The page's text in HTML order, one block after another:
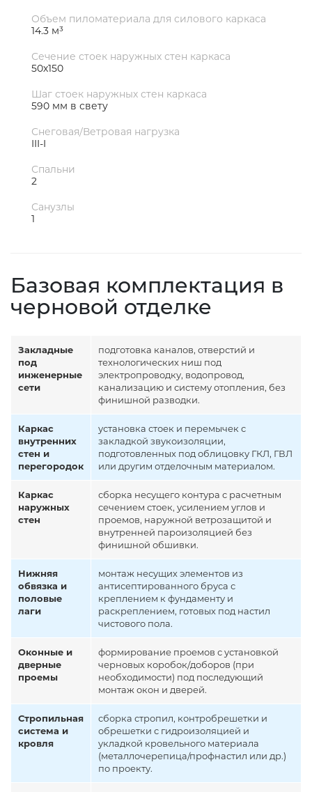
Объем пиломатериала для силового каркаса
14.3 м³
Сечение стоек наружных стен каркаса
50х150
Шаг стоек наружных стен каркаса
590 мм в свету
Снеговая/Ветровая нагрузка
III-I
Спальни
2
Санузлы
1
Базовая комплектация в
черновой отделке
Закладные
под
инженерные
сети
подготовка каналов, отверстий и
технологических ниш под
электропроводку, водопровод,
канализацию и систему отопления, без
финишной разводки.
Каркас
внутренних
стен и
перегородок
установка стоек и перемычек с
закладкой звукоизоляции,
подготовленных под облицовку ГКЛ, ГВЛ
или другим отделочным материалом.
Каркас
наружных
стен
сборка несущего контура с расчетным
сечением стоек, усилением углов и
проемов, наружной ветрозащитой и
внутренней пароизоляцией без
финишной обшивки.
Нижняя
обвязка и
половые
лаги
монтаж несущих элементов из
антисептированного бруса с
креплением к фундаменту и
раскреплением, готовых под настил
чистового пола.
Оконные и
дверные
проемы
формирование проемов с установкой
черновых коробок/доборов (при
необходимости) под последующий
монтаж окон и дверей.
Стропильная
система и
кровля
сборка стропил, контробрешетки и
обрешетки с гидроизоляцией и
укладкой кровельного материала
(металлочерепица/профнастил или др.)
по проекту.